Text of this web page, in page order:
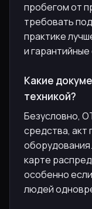
пробегом от
требовать
практике
и
Какие
техникой?
Безусловно,
средства, акт
карте
особенно
людей